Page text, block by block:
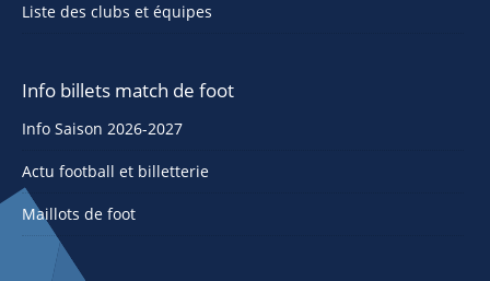
Liste des clubs et équipes
Info billets match de foot
Info Saison 2026-2027
Actu football et billetterie
Maillots de foot